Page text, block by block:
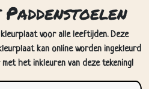
voor alle leeftijden. Deze
kan online worden ingekleurd
het inkleuren van deze tekening!